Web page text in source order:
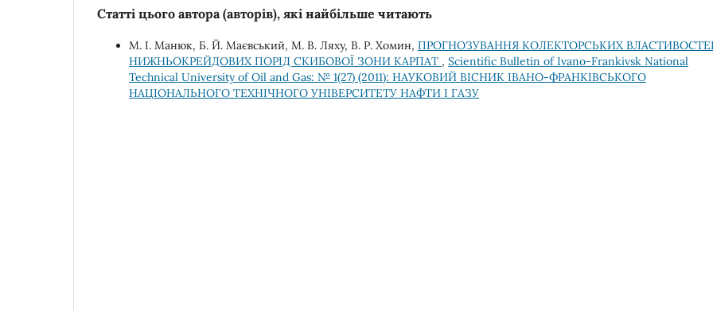
Статті цього автора (авторів), які найбільше читають
М. І. Манюк, Б. Й. Маєвський, М. В. Ляху, В. Р. Хомин, ПРОГНОЗУВАННЯ КОЛЕКТОРСЬКИХ
НИЖНЬОКРЕЙДОВИХ ПОРІД СКИБОВОЇ ЗОНИ КАРПАТ , Scientific Bulletin of Ivano-Frankivsk National
Technical University of Oil and Gas: № 1(27) (2011): НАУКОВИЙ ВІСНИК ІВАНО-ФРАНКІВСЬКОГО
НАЦІОНАЛЬНОГО ТЕХНІЧНОГО УНІВЕРСИТЕТУ НАФТИ І ГАЗУ